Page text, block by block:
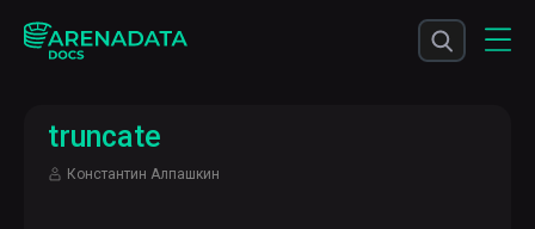
truncate
Константин Алпашкин